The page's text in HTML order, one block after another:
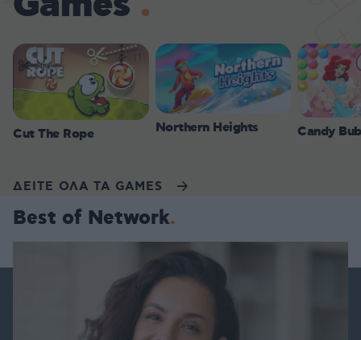
Cut The Rope Northern Heights Candy
ΔΕΙΤΕ ΟΛΑ ΤΑ GAMES
Best of Network